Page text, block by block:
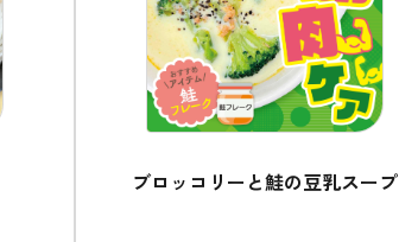
ブロッコリーと鮭の豆乳スープ